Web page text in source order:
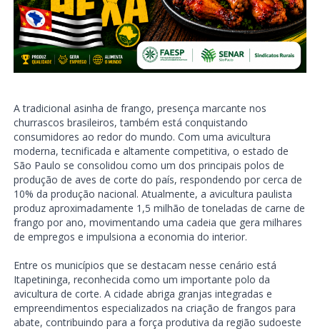
A tradicional asinha de frango, presença marcante nos
churrascos brasileiros, também está conquistando
consumidores ao redor do mundo. Com uma avicultura
moderna, tecnificada e altamente competitiva, o estado de
São Paulo se consolidou como um dos principais polos de
produção de aves de corte do país, respondendo por cerca de
10% da produção nacional. Atualmente, a avicultura paulista
produz aproximadamente 1,5 milhão de toneladas de carne de
frango por ano, movimentando uma cadeia que gera milhares
de empregos e impulsiona a economia do interior.
Entre os municípios que se destacam nesse cenário está
Itapetininga, reconhecida como um importante polo da
avicultura de corte. A cidade abriga granjas integradas e
empreendimentos especializados na criação de frangos para
abate, contribuindo para a força produtiva da região sudoeste